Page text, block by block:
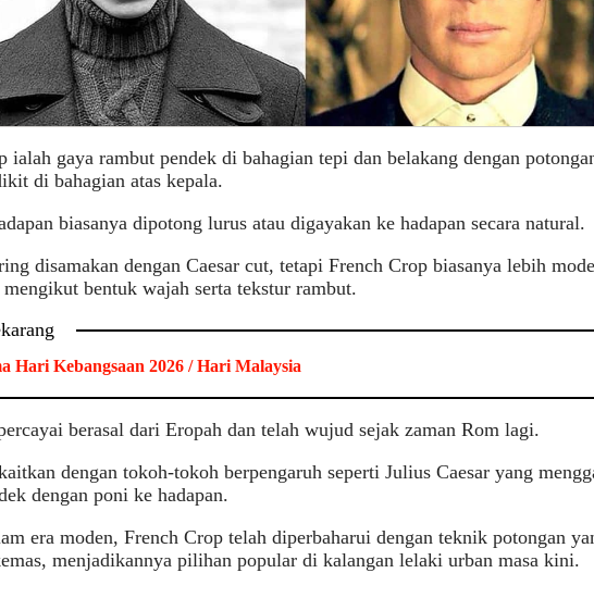
ialah gaya rambut pendek di bahagian tepi dan belakang dengan
di bahagian atas kepala.
biasanya dipotong lurus atau digayakan ke hadapan secara natural.
disamakan dengan Caesar cut, tetapi French Crop biasanya lebih
bentuk wajah serta tekstur rambut.
Hari Kebangsaan 2026 / Hari Malaysia
berasal dari Eropah dan telah wujud sejak zaman Rom lagi.
dengan tokoh-tokoh berpengaruh seperti Julius Caesar yang
dengan poni ke hadapan.
era moden, French Crop telah diperbaharui dengan teknik potongan
menjadikannya pilihan popular di kalangan lelaki urban masa kini.